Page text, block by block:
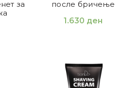
за
после бричење
1.630 ден